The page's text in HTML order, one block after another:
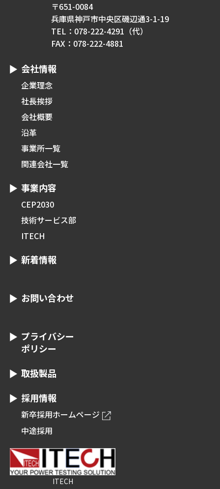
〒651-0084
兵庫県神戸市中央区磯辺通3-1-19
TEL：078-222-4291（代）
FAX：078-222-4881
会社情報
企業理念
社長挨拶
会社概要
沿革
事業所一覧
関連会社一覧
事業内容
CEP2030
技術サービス部
ITECH
新着情報
お問い合わせ
プライバシー
ポリシー
取扱製品
採用情報
新卒採用ホームページ
中途採用
ITECH